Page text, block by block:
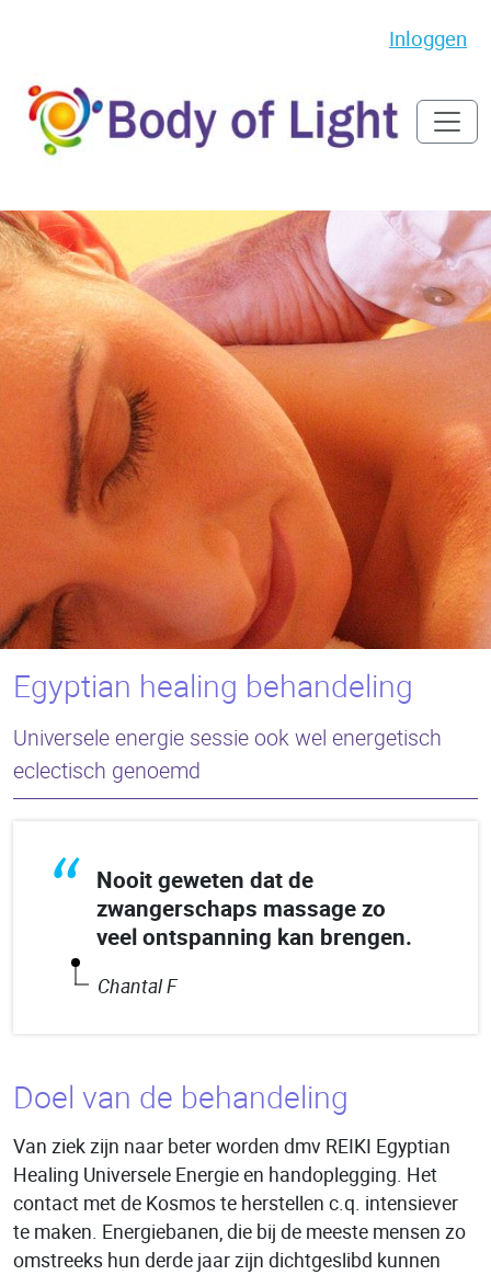
Inloggen
Egyptian healing behandeling
Universele energie sessie ook wel energetisch
eclectisch genoemd
“
Nooit geweten dat de
zwangerschaps massage zo
veel ontspanning kan brengen.
Chantal F
Doel van de behandeling
Van ziek zijn naar beter worden dmv REIKI Egyptian
Healing Universele Energie en handoplegging. Het
contact met de Kosmos te herstellen c.q. intensiever
te maken. Energiebanen, die bij de meeste mensen zo
omstreeks hun derde jaar zijn dichtgeslibd kunnen